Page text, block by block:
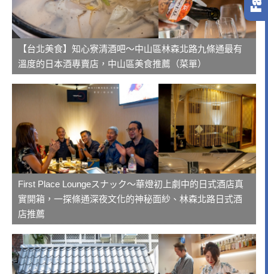
【台北美食】知心寮清酒吧～中山區林森北路九條通最有
溫度的日本酒專賣店，中山區美食推薦（菜單）
First Place Loungeスナック～華燈初上劇中的日式酒店真
實開箱，一探條通深夜文化的神秘面紗、林森北路日式酒
店推薦